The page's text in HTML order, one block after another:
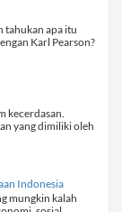
tahukan apa itu
Karl Pearson?
kecerdasan.
yang dimiliki oleh
Indonesia
mungkin kalah